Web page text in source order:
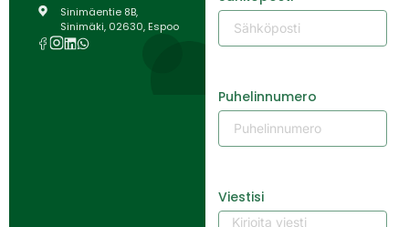
Sinimäentie 8B,
Sinimäki, 02630, Espoo
Puhelinnumero
Viestisi